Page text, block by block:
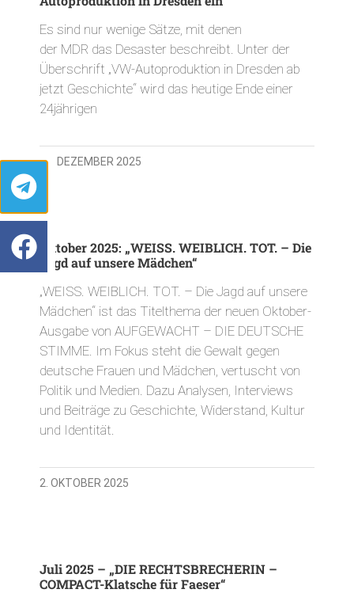
Es sind nur wenige Sätze, mit denen
der MDR das Desaster beschreibt. Unter der
Überschrift „VW-Autoproduktion in Dresden ab
jetzt Geschichte“ wird das heutige Ende einer
24jährigen
16. DEZEMBER 2025
Oktober 2025: „WEISS. WEIBLICH. TOT. – Die
Jagd auf unsere Mädchen“
„WEISS. WEIBLICH. TOT. – Die Jagd auf unsere
Mädchen“ ist das Titelthema der neuen Oktober-
Ausgabe von AUFGEWACHT – DIE DEUTSCHE
STIMME. Im Fokus steht die Gewalt gegen
deutsche Frauen und Mädchen, vertuscht von
Politik und Medien. Dazu Analysen, Interviews
und Beiträge zu Geschichte, Widerstand, Kultur
und Identität.
2. OKTOBER 2025
Juli 2025 – „DIE RECHTSBRECHERIN –
COMPACT-Klatsche für Faeser“